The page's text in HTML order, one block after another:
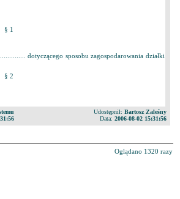
§ 1
dotyczącego sposobu zagospodarowania działki
§ 2
Udostępnił: Bartosz Zaleśny
Data: 2006-08-02 15:31:56
Oglądano 1320 razy